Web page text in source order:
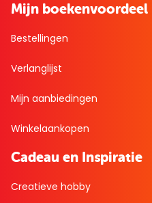
Mijn boekenvoordeel
Bestellingen
Verlanglijst
Mijn aanbiedingen
Winkelaankopen
Cadeau en Inspiratie
Creatieve hobby